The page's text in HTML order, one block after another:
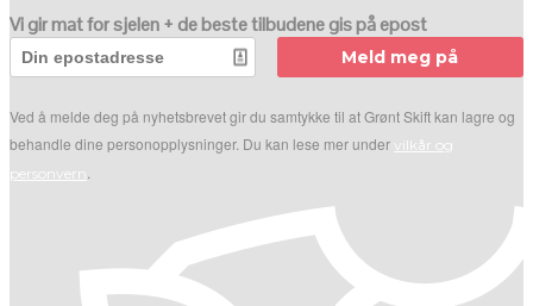
Vi gir mat for sjelen + de beste tilbudene gis på epost
Meld meg på
Ved å melde deg på nyhetsbrevet gir du samtykke til at Grønt Skift kan lagre og
behandle dine personopplysninger. Du kan lese mer under vilkår og
personvern